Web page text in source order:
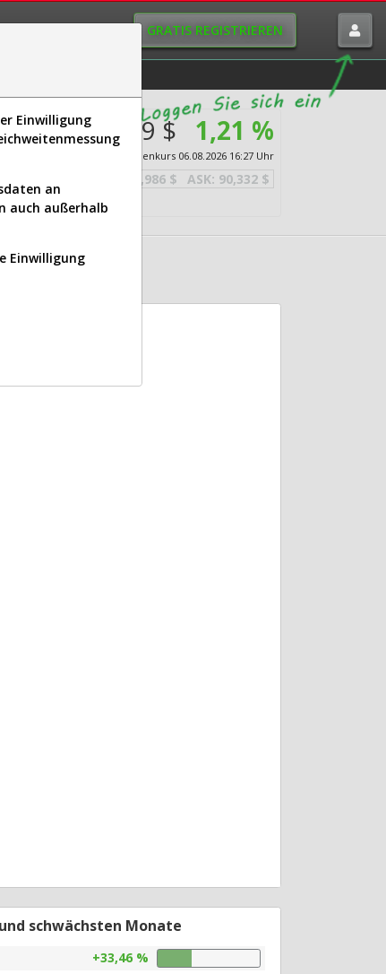
GRATIS REGISTRIEREN
90,159 $ 1,21 %
Echtzeit-Aktienkurs 06.08.2026 16:27 Uhr
89,986 $ ASK: 90,332 $
schwächsten Monate
+33,46 %
Einwilligung
an
auch außerhalb
Einwilligung